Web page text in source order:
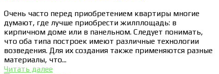
Очень часто перед приобретением квартиры многие
думают, где лучше приобрести жилплощадь: в
кирпичном доме или в панельном. Следует понимать,
что оба типа построек имеют различные технологии
возведения. Для их создания также применяются разные
материалы, что...
Читать далее